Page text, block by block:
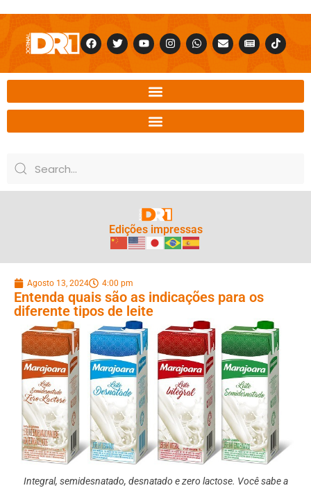
Edições impressas
Agosto 13, 2024 4:00 pm
Entenda quais são as indicações para os
diferente tipos de leite
Integral, semidesnatado, desnatado e zero lactose. Você sabe a